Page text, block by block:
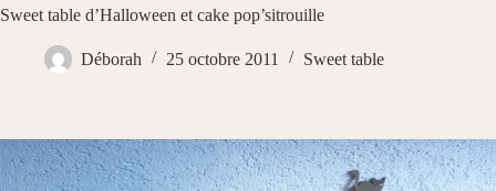
Sweet table d’Halloween et cake pop’sitrouille
Déborah 25 octobre 2011 Sweet table